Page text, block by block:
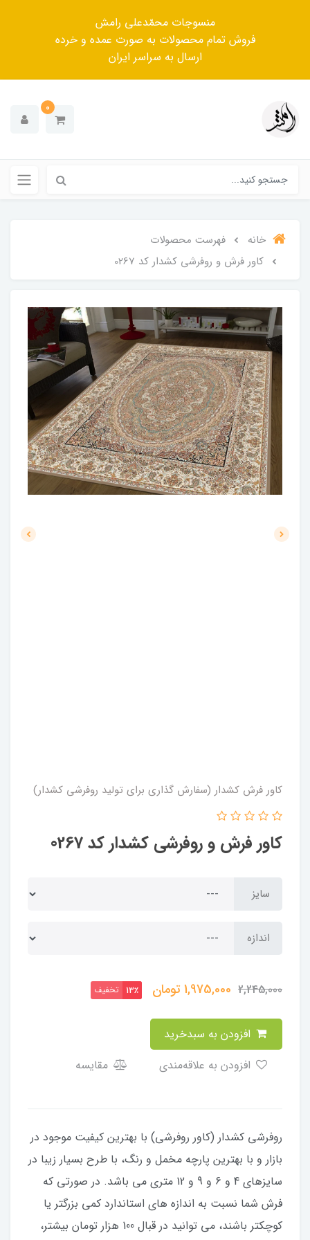
منسوجات محمّدعلی رامش
فروش تمام محصولات به صورت عمده و خرده
ارسال به سراسر ایران
0
خانه
فهرست محصولات
کاور فرش و روفرشی کشدار کد 0267
کاور فرش کشدار (سفارش گذاری برای تولید روفرشی کشدار)
کاور فرش و روفرشی کشدار کد 0267
سایز
اندازه
2,245,000
1,975,000تومان 13٪ تخفیف
مقایسه
​​​​روفرشی کشدار (کاور روفرشی) با بهترین کیفیت موجود در
بازار و با بهترین پارچه مخمل و رنگ، با طرح بسیار زیبا در
سایزهای 4 و 6 و 9 و 12 متری می باشد. در صورتی که
فرش شما نسبت به اندازه های استاندارد کمی بزرگتر یا
کوچکتر باشند، می توانید در قبال 100 هزار تومان بیشتر،